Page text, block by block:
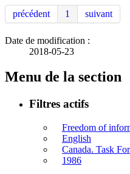
précédent 1 suivant
Date de modification :
2018-05-23
Menu de la section
Filtres actifs
Freedom of
English
Canada. Task
1986